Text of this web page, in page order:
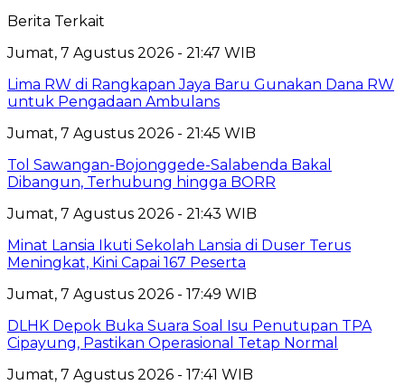
Berita Terkait
Jumat, 7 Agustus 2026 - 21:47 WIB
Lima RW di Rangkapan Jaya Baru Gunakan Dana RW
untuk Pengadaan Ambulans
Jumat, 7 Agustus 2026 - 21:45 WIB
Tol Sawangan-Bojonggede-Salabenda Bakal
Dibangun, Terhubung hingga BORR
Jumat, 7 Agustus 2026 - 21:43 WIB
Minat Lansia Ikuti Sekolah Lansia di Duser Terus
Meningkat, Kini Capai 167 Peserta
Jumat, 7 Agustus 2026 - 17:49 WIB
DLHK Depok Buka Suara Soal Isu Penutupan TPA
Cipayung, Pastikan Operasional Tetap Normal
Jumat, 7 Agustus 2026 - 17:41 WIB